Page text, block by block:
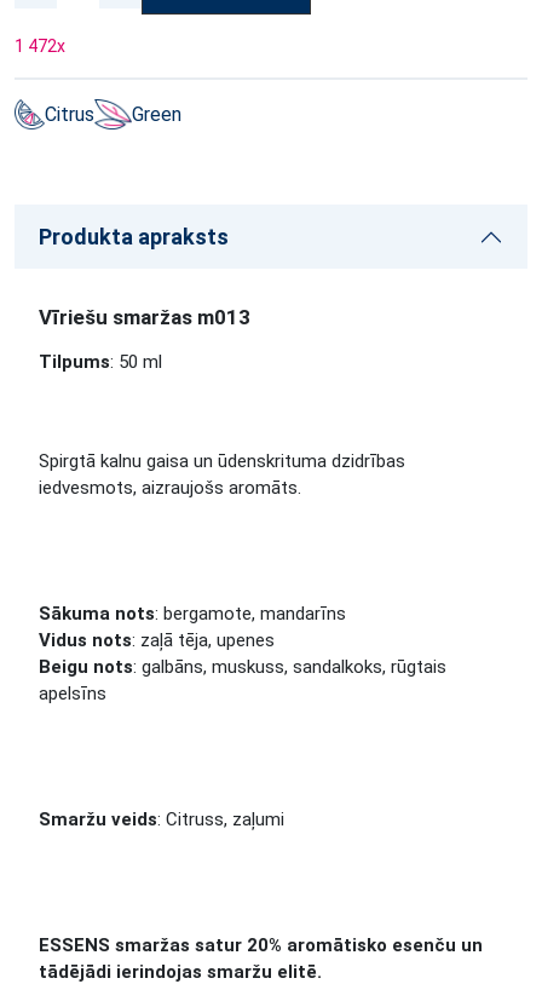
1 472x
Citrus Green
Produkta apraksts
Vīriešu smaržas m013
Tilpums: 50 ml
Spirgtā kalnu gaisa un ūdenskrituma dzidrības
iedvesmots, aizraujošs aromāts.
Sākuma nots: bergamote, mandarīns
Vidus nots: zaļā tēja, upenes
Beigu nots: galbāns, muskuss, sandalkoks, rūgtais
apelsīns
Smaržu veids: Citruss, zaļumi
ESSENS smaržas satur 20% aromātisko esenču un
tādējādi ierindojas smaržu elitē.